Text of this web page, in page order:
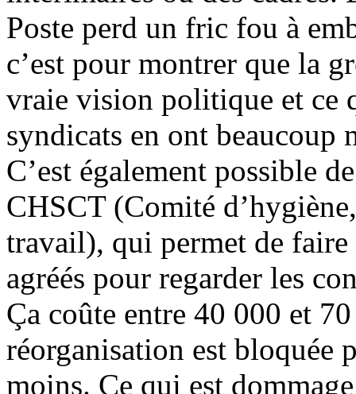
Poste perd un fric fou à
c’est pour montrer que la
vraie vision politique et ce
syndicats en ont beaucoup
C’est également possible
CHSCT (Comité
travail), qui permet de
agréés pour regarder les
Ça coûte entre 40 000 et
réorganisation est bloquée
moins. Ce qui est